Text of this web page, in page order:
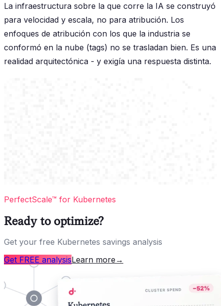
La infraestructura sobre la que corre la IA se construyó
para velocidad y escala, no para atribución. Los
enfoques de atribución con los que la industria se
conformó en la nube (tags) no se trasladan bien. Es una
realidad arquitectónica - y exigía una respuesta distinta.
PerfectScale™ for Kubernetes
Ready to optimize?
Get your free Kubernetes savings analysis
Get FREE analysisLearn more →